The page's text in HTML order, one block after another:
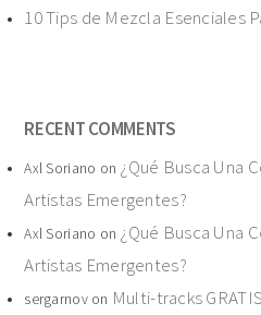
10 Tips de Mezcla Esenciales
RECENT COMMENTS
Axl Soriano on ¿Qué Busca Una
Artistas Emergentes?
Axl Soriano on ¿Qué Busca Una
Artistas Emergentes?
sergarnovon Multi-tracks GRATIS